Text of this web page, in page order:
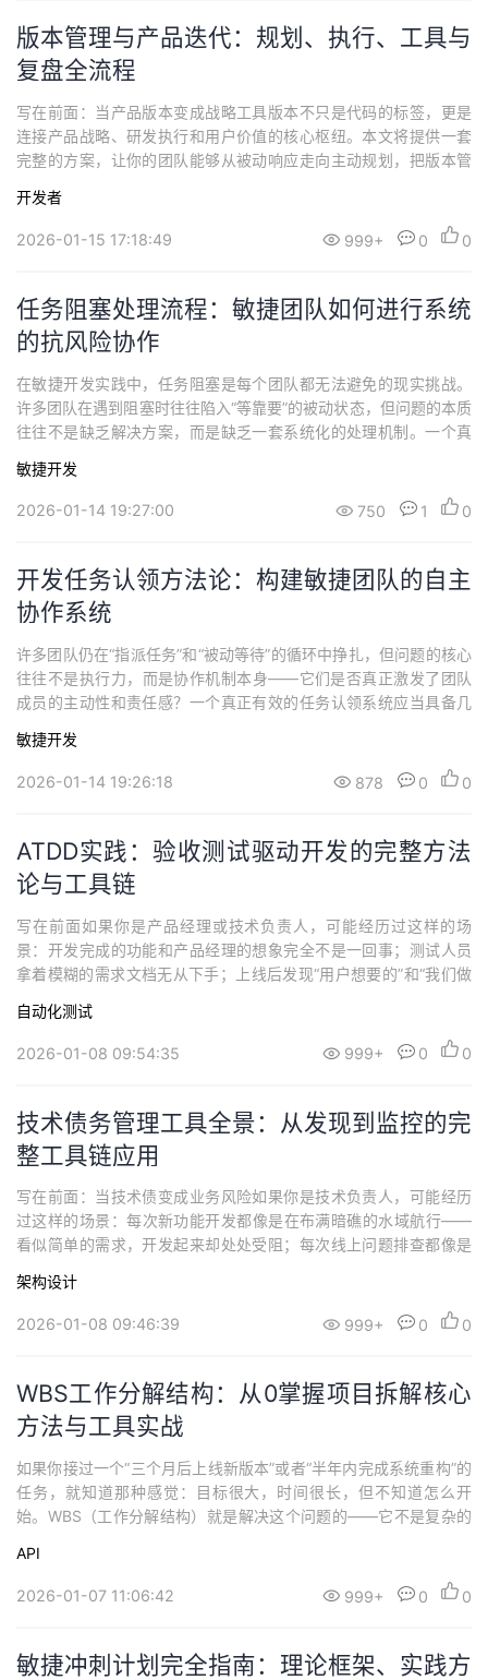
版本管理与产品迭代：规划、执行、工具与
复盘全流程
写在前面：当产品版本变成战略工具版本不只是代码的标签，更是
连接产品战略、研发执行和用户价值的核心枢纽。本文将提供一套
完整的方案，让你的团队能够从被动响应走向主动规划，把版本管
四个层次1）战略型版本战略型版本承载产品长期发展方向与市场竞
争定位，通常对应产品的重大演进节点或关键市场机会。这类版本
开发者
2026-01-15 17:18:49 999+ 0 0
任务阻塞处理流程：敏捷团队如何进行系统
的抗风险协作
在敏捷开发实践中，任务阻塞是每个团队都无法避免的现实挑战。
许多团队在遇到阻塞时往往陷入“等靠要”的被动状态，但问题的本质
往往不是缺乏解决方案，而是缺乏一套系统化的处理机制。一个真
理机制，首先要解决“看得见”和“动得快”的问题。这意味着团队成员
能够第一时间发现并标识阻塞状态，同时启动明确的处理流程。更
敏捷开发
2026-01-14 19:27:00 750 1 0
开发任务认领方法论：构建敏捷团队的自主
协作系统
许多团队仍在“指派任务”和“被动等待”的循环中挣扎，但问题的核心
往往不是执行力，而是协作机制本身——它们是否真正激发了团队
成员的主动性和责任感？一个真正有效的任务认领系统应当具备几
的问题。这意味着团队成员能够清晰了解所有待办任务，并根据自
身能力和当前负荷做出合理选择。更重要的是，这个选择过程必须
敏捷开发
2026-01-14 19:26:18 878 0 0
ATDD实践：验收测试驱动开发的完整方法
论与工具链
写在前面如果你是产品经理或技术负责人，可能经历过这样的场
景：开发完成的功能和产品经理的想象完全不是一回事；测试人员
拿着模糊的需求文档无从下手；上线后发现“用户想要的”和“我们做
成共识。验收测试驱动开发（ATDD）正是为解决这个问题而生。它
不只是一个测试技术，更是一种团队协作方式——在产品进入开发
自动化测试
2026-01-08 09:54:35 999+ 0 0
技术债务管理工具全景：从发现到监控的完
整工具链应用
写在前面：当技术债变成业务风险如果你是技术负责人，可能经历
过这样的场景：每次新功能开发都像是在布满暗礁的水域航行——
看似简单的需求，开发起来却处处受阻；每次线上问题排查都像是
改成本太高，先这样吧”收场。这就是技术债务的日常体现。它不只
是一堆待优化的代码，更是影响业务发展的系统性风险。本文将提
架构设计
2026-01-08 09:46:39 999+ 0 0
WBS工作分解结构：从0掌握项目拆解核心
方法与工具实战
如果你接过一个“三个月后上线新版本”或者“半年内完成系统重构”的
任务，就知道那种感觉：目标很大，时间很长，但不知道怎么开
始。WBS（工作分解结构）就是解决这个问题的——它不是复杂的
法。一、WBS到底是什么？不是什么？先破除几个误解：WBS绝不
是简单的任务清单、项目时间表、责任分配表或一次性文档。它是
API
2026-01-07 11:06:42 999+ 0 0
敏捷冲刺计划完全指南：理论框架、实践方